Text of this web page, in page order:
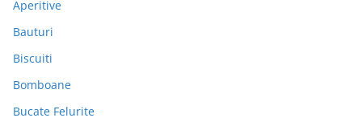
Aperitive
Bauturi
Biscuiti
Bomboane
Bucate Felurite